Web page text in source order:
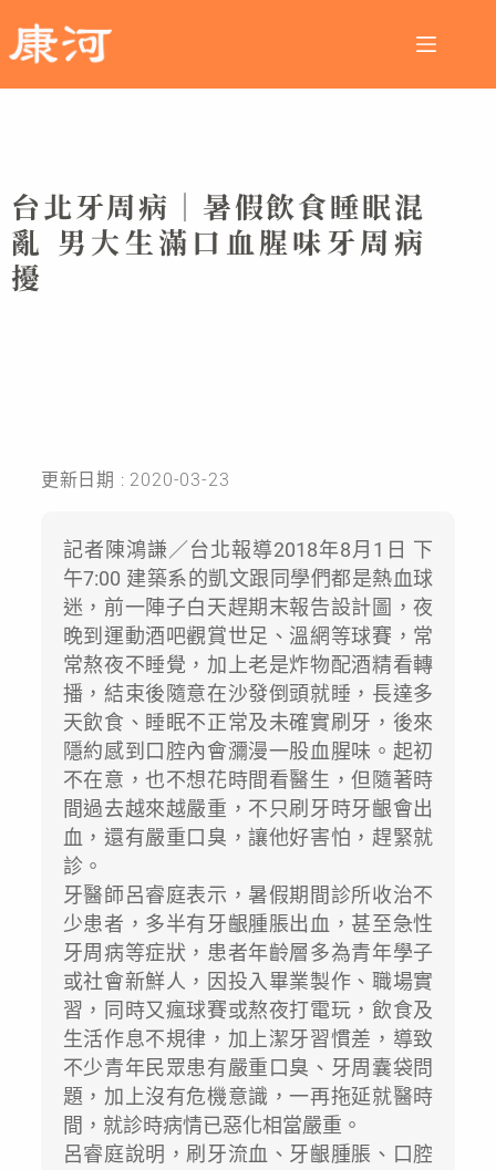
台北牙周病│暑假飲食睡眠混
亂 男大生滿口血腥味牙周病
擾
更新日期 : 2020-03-23
記者陳鴻謙／台北報導2018年8月1日 下
午7:00 建築系的凱文跟同學們都是熱血球
迷，前一陣子白天趕期末報告設計圖，夜
晚到運動酒吧觀賞世足、溫網等球賽，常
常熬夜不睡覺，加上老是炸物配酒精看轉
播，結束後隨意在沙發倒頭就睡，長達多
天飲食、睡眠不正常及未確實刷牙，後來
隱約感到口腔內會瀰漫一股血腥味。起初
不在意，也不想花時間看醫生，但隨著時
間過去越來越嚴重，不只刷牙時牙齦會出
血，還有嚴重口臭，讓他好害怕，趕緊就
診。
牙醫師呂睿庭表示，暑假期間診所收治不
少患者，多半有牙齦腫脹出血，甚至急性
牙周病等症狀，患者年齡層多為青年學子
或社會新鮮人，因投入畢業製作、職場實
習，同時又瘋球賽或熬夜打電玩，飲食及
生活作息不規律，加上潔牙習慣差，導致
不少青年民眾患有嚴重口臭、牙周囊袋問
題，加上沒有危機意識，一再拖延就醫時
間，就診時病情已惡化相當嚴重。
呂睿庭說明，刷牙流血、牙齦腫脹、口腔